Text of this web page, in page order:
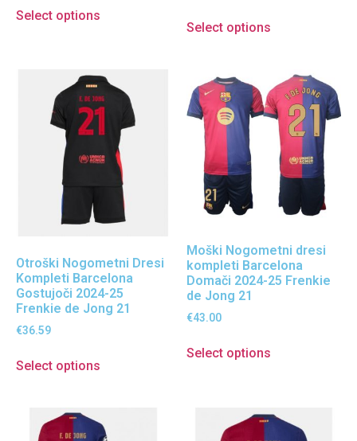
Select options
Select options
Otroški Nogometni Dresi
Kompleti Barcelona
Gostujoči 2024-25
Frenkie de Jong 21
€36.59
Select options
Moški Nogometni dresi
kompleti Barcelona
Domači 2024-25 Frenkie
de Jong 21
€43.00
Select options